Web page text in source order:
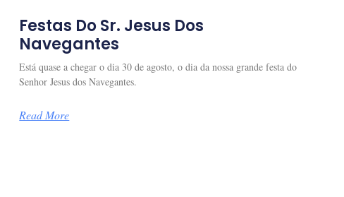
Festas Do Sr. Jesus Dos
Navegantes
Está quase a chegar o dia 30 de agosto, o dia da nossa grande festa do
Senhor Jesus dos Navegantes.
Read More